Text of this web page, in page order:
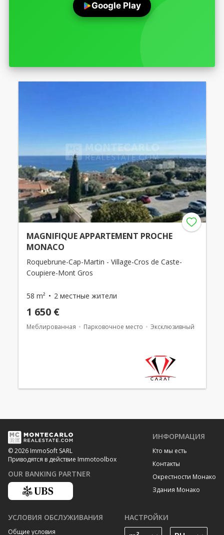
Google Play
MAGNIFIQUE APPARTEMENT PROCHE
MONACO
Roquebrune-Cap-Martin - Village-Cros de Caste-
Coupiere-Mont Gros
58 m² 2 местные жители
1 650 €
Меблированная Парковочное место Эксклюзивный
© 2026 ImmoSoft SARL
Приводятся в действие Immotoolbox
OUR BANKING PARTNER
ИНФОРМАЦИЯ
Кто мы есть
Контакты
Окрестности Монако
Здания Монако
УСЛОВИЯ ОБСЛУЖИВАНИЯ
Общие условия
НАСТРОЙКИ